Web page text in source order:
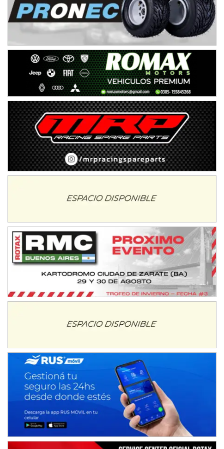
NORESTE SANTAFESINO - F6
Ciudad de Avellaneda (Asfalto)
Avellaneda (Santa Fe)
José Samuel Sánchez (Tierra)
Rufino (Santa Fe)
TUCUMANO - F5
Juan Navarro (Asfalto)
El Timbó (Tucumán)